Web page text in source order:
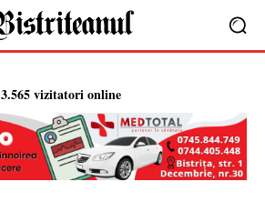
3.565 vizitatori online